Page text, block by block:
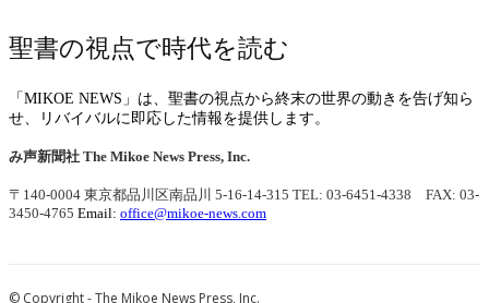
聖書の視点で時代を読む
「MIKOE NEWS」は、聖書の視点から終末の世界の動きを告げ知ら
せ、リバイバルに即応した情報を提供します。
み声新聞社 The Mikoe News Press, Inc.
〒140-0004 東京都品川区南品川 5-16-14-315 TEL: 03-6451-4338 FAX: 03-
3450-4765 Email: office@mikoe-news.com
© Copyright - The Mikoe News Press, Inc.